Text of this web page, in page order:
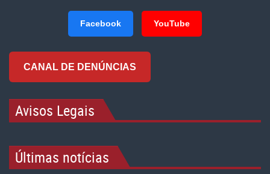
Facebook YouTube
CANAL DE DENÚNCIAS
Avisos Legais
Últimas notícias